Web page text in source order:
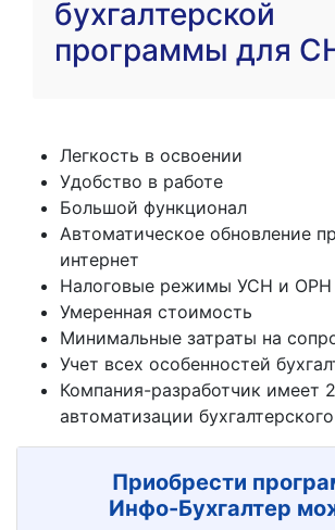
бухгалтерской
программы для
Легкость в освоении
Удобство в работе
Большой функционал
Автоматическое обновление
интернет
Налоговые режимы УСН и ОРН
Умеренная стоимость
Минимальные затраты на
Учет всех особенностей
Компания-разработчик имеет
автоматизации
Приобрести
Инфо-Бухгалтер